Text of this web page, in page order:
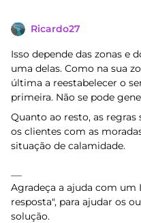
Ricardo27
Isso depende das zonas e
uma delas. Como na sua
última a reestabelecer o
primeira. Não se pode
Quanto ao resto, as regras
os clientes com as
situação de calamidade.
Agradeça a ajuda com um
resposta", para ajudar os
solução.